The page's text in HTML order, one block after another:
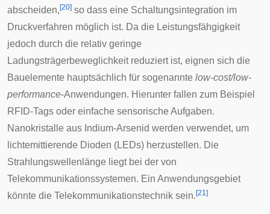
abscheiden, [20] so dass eine Schaltungsintegration im
Druckverfahren möglich ist. Da die Leistungsfähgigkeit
jedoch durch die relativ geringe
Ladungsträgerbeweglichkeit reduziert ist, eignen sich die
Bauelemente hauptsächlich für sogenannte low-cost/low-
performance-Anwendungen. Hierunter fallen zum Beispiel
RFID-Tags oder einfache sensorische Aufgaben.
Nanokristalle aus Indium-Arsenid werden verwendet, um
lichtemittierende Dioden (LEDs) herzustellen. Die
Strahlungswellenlänge liegt bei der von
Telekommunikationssystemen. Ein Anwendungsgebiet
könnte die Telekommunikationstechnik sein. [21]